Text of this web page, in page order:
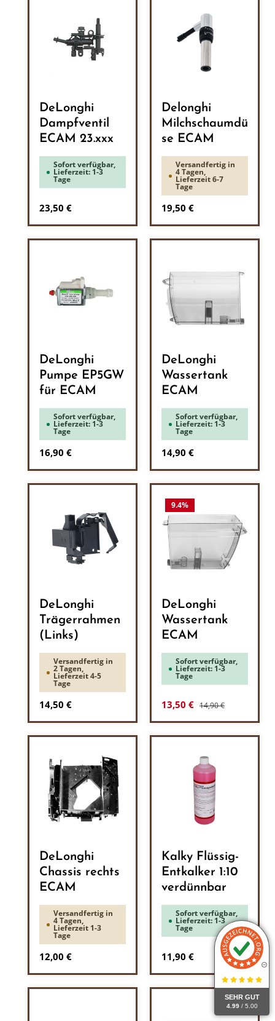
SEHR GUT
4.99 / 5.00
DeLonghi
Dampfventil
ECAM 23.xxx
Sofort verfügbar,
Lieferzeit: 1-3
Tage
Regulärer Preis:
23,50 €
Delonghi
Milchschaumdü
se ECAM
Versandfertig in
4 Tagen,
Lieferzeit 6-7
Tage
Regulärer Preis:
19,50 €
DeLonghi
Pumpe EP5GW
für ECAM
Sofort verfügbar,
Lieferzeit: 1-3
Tage
Regulärer Preis:
16,90 €
DeLonghi
Wassertank
ECAM
Sofort verfügbar,
Lieferzeit: 1-3
Tage
Regulärer Preis:
14,90 €
DeLonghi
Trägerrahmen
(Links)
Versandfertig in
2 Tagen,
Lieferzeit 4-5
Tage
Regulärer Preis:
14,50 €
9.4%
DeLonghi
Wassertank
ECAM
Sofort verfügbar,
Lieferzeit: 1-3
Tage
Verkaufspreis:
13,50 € Regulärer Preis:
14,90 €
DeLonghi
Chassis rechts
ECAM
Versandfertig in
4 Tagen,
Lieferzeit 1-3
Tage
Regulärer Preis:
12,00 €
Kalky Flüssig-
Entkalker 1:10
verdünnbar
Sofort verfügbar,
Lieferzeit: 1-3
Tage
Regulärer Preis:
11,90 €